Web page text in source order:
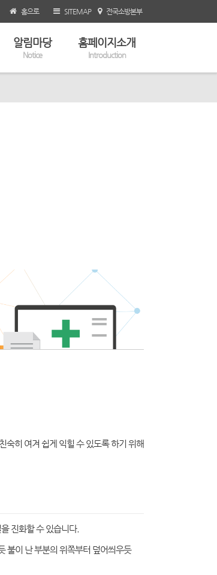
홈으로 SITEMAP 전국소방본부
알림마당
Notice
홈페이지소개
Introduction
숙히 여겨 쉽게 익힐 수 있도록 하기 위해
진화할 수 있습니다.
불이 난 부분의 위쪽부터 덮어씌우듯